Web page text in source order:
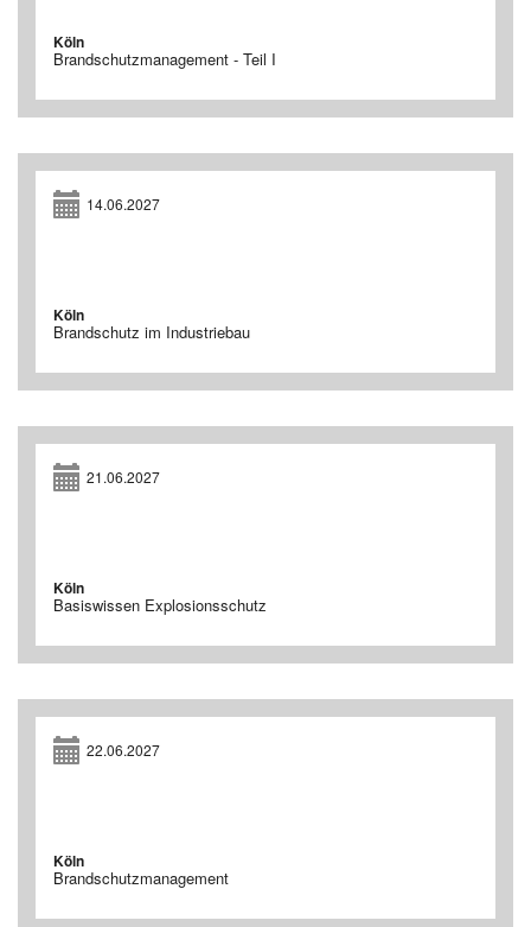
Köln
Brandschutzmanagement - Teil I
14.06.2027
Köln
Brandschutz im Industriebau
21.06.2027
Köln
Basiswissen Explosionsschutz
22.06.2027
Köln
Brandschutzmanagement